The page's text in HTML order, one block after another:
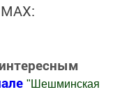
" Шешминская